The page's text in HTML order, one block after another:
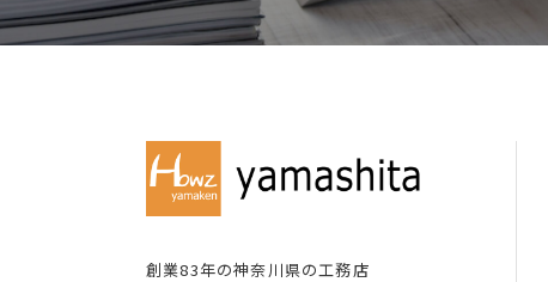
創業83年の神奈川県の⼯務店